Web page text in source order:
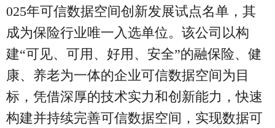
025年可信数据空间创新发展试点名单，其
成为保险行业唯一入选单位。该公司以构
建“可见、可用、好用、安全”的融保险、健
康、养老为一体的企业可信数据空间为目
标，凭借深厚的技术实力和创新能力，快速
构建并持续完善可信数据空间，实现数据可